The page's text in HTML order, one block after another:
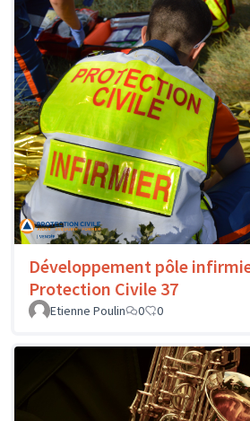
Développement pôle
Protection Civile 37
Etienne Poulin
0 0